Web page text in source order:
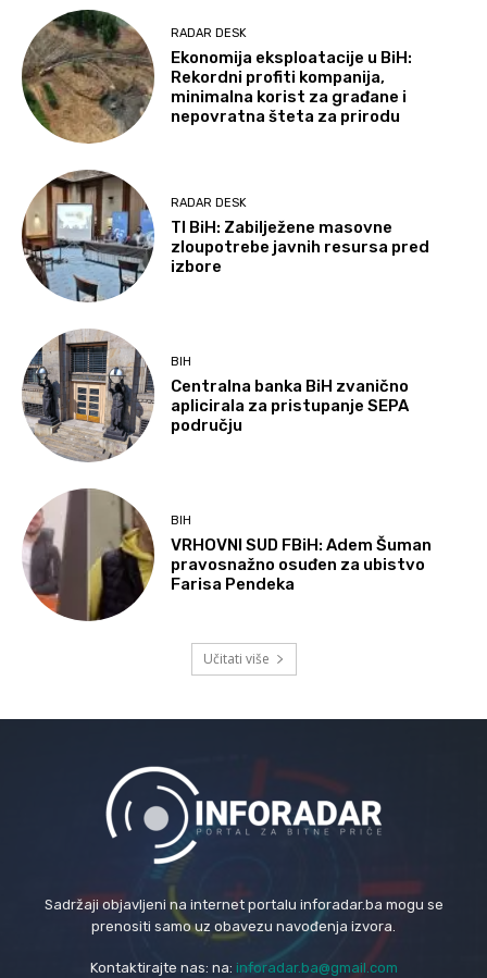
RADAR DESK
Ekonomija eksploatacije u BiH:
Rekordni profiti kompanija,
minimalna korist za građane i
nepovratna šteta za prirodu
RADAR DESK
TI BiH: Zabilježene masovne
zloupotrebe javnih resursa pred
izbore
BIH
Centralna banka BiH zvanično
aplicirala za pristupanje SEPA
području
BIH
VRHOVNI SUD FBiH: Adem Šuman
pravosnažno osuđen za ubistvo
Farisa Pendeka
Učitati više
Sadržaji objavljeni na internet portalu inforadar.ba mogu se
prenositi samo uz obavezu navođenja izvora.
Kontaktirajte nas: na: inforadar.ba@gmail.com